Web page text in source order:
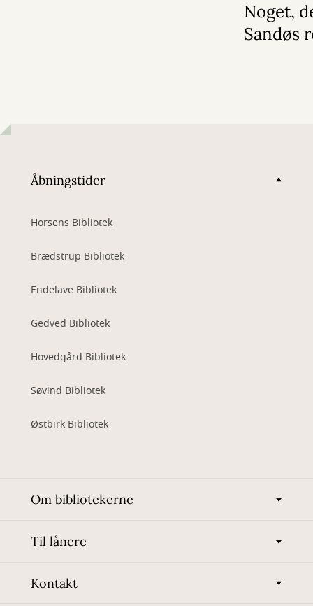
Noget,
Sandøs
Åbningstider
Horsens Bibliotek
Brædstrup Bibliotek
Endelave Bibliotek
Gedved Bibliotek
Hovedgård Bibliotek
Søvind Bibliotek
Østbirk Bibliotek
Om bibliotekerne
Til lånere
Kontakt